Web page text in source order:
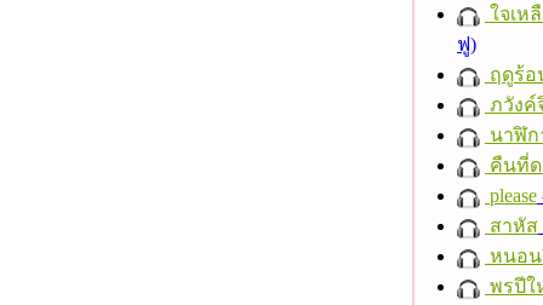
ใจเห
ฟู)
ฤดูร้อ
ภวังค์
นาฬิก
คืนที่ด
please
สาหัส
หนอน
พรปีใ